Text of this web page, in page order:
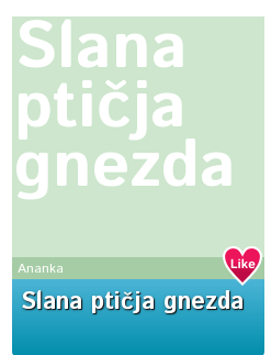
Slana
ptičja
gnezda
Ananka
Slana ptičja gnezda